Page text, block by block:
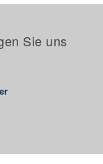
Sie uns